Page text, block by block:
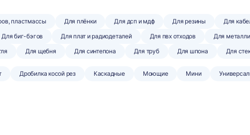
пластмассы Для плёнки Для дсп и мдф Для резины Для
Для биг-бэгов Для плат и радиодеталей Для пвх отходов Для
Для щебня Для синтепона Для труб Для шпона Для
Дробилка косой рез Каскадные Моющие Мини